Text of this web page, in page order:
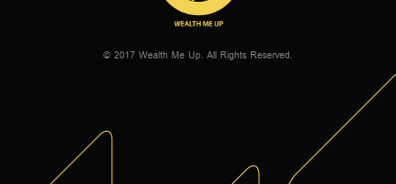
© 2017 Wealth Me Up. All Rights Reserved.